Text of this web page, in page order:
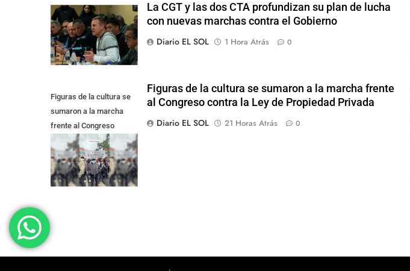
La CGT y las dos CTA profundizan su plan de lucha
con nuevas marchas contra el Gobierno
Diario EL SOL
1 Hora Atrás 0
Figuras de la cultura se
sumaron a la marcha
frente al Congreso
contra la Ley de
Propiedad Privada
Figuras de la cultura se sumaron a la marcha frente
al Congreso contra la Ley de Propiedad Privada
Diario EL SOL
21 Horas Atrás 0